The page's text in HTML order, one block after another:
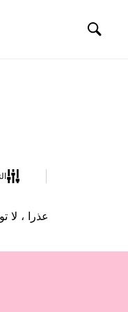
عذرا ، لا